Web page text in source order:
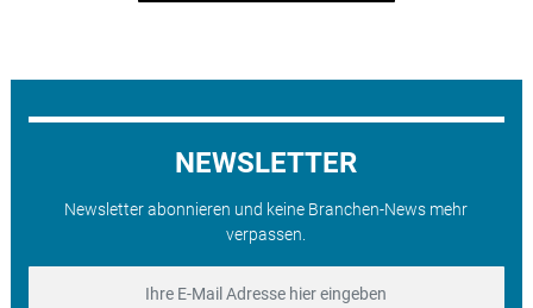
NEWSLETTER
Newsletter abonnieren und keine Branchen-News mehr
verpassen.